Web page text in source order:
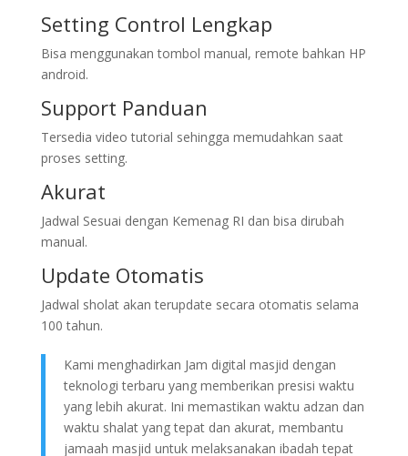
Setting Control Lengkap
Bisa menggunakan tombol manual, remote bahkan HP
android.
Support Panduan
Tersedia video tutorial sehingga memudahkan saat
proses setting.
Akurat
Jadwal Sesuai dengan Kemenag RI dan bisa dirubah
manual.
Update Otomatis
Jadwal sholat akan terupdate secara otomatis selama
100 tahun.
Kami menghadirkan Jam digital masjid dengan
teknologi terbaru yang memberikan presisi waktu
yang lebih akurat. Ini memastikan waktu adzan dan
waktu shalat yang tepat dan akurat, membantu
jamaah masjid untuk melaksanakan ibadah tepat